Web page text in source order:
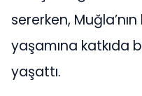
sererken,
yaşamına katkıda
yaşattı.